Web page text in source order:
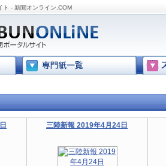
ト - 新聞オンライン.COM
三陸新報 2019年4月24日